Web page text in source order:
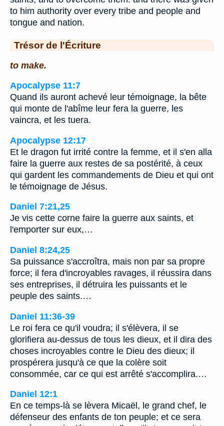
to him authority over every tribe and people and
tongue and nation.
Trésor de l'Écriture
to make.
Apocalypse 11:7
Quand ils auront achevé leur témoignage, la bête
qui monte de l'abîme leur fera la guerre, les
vaincra, et les tuera.
Apocalypse 12:17
Et le dragon fut irrité contre la femme, et il s'en alla
faire la guerre aux restes de sa postérité, à ceux
qui gardent les commandements de Dieu et qui ont
le témoignage de Jésus.
Daniel 7:21,25
Je vis cette corne faire la guerre aux saints, et
l'emporter sur eux,…
Daniel 8:24,25
Sa puissance s'accroîtra, mais non par sa propre
force; il fera d'incroyables ravages, il réussira dans
ses entreprises, il détruira les puissants et le
peuple des saints.…
Daniel 11:36-39
Le roi fera ce qu'il voudra; il s'élèvera, il se
glorifiera au-dessus de tous les dieux, et il dira des
choses incroyables contre le Dieu des dieux; il
prospérera jusqu'à ce que la colère soit
consommée, car ce qui est arrêté s'accomplira.…
Daniel 12:1
En ce temps-là se lèvera Micaël, le grand chef, le
défenseur des enfants de ton peuple; et ce sera